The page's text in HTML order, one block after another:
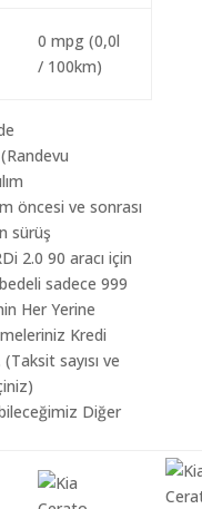
0 mpg (0,0l
/ 100km)
öncesi ve sonrası
sürüş
2.0 90 aracı için
sadece 999
Her Yerine
Kredi
sayısı ve
Diğer